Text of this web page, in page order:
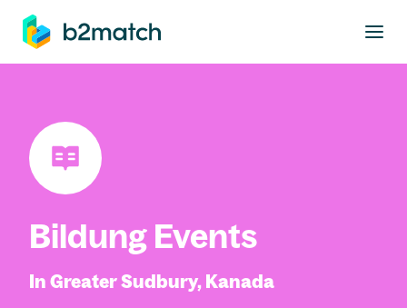
springen
Bildung Events
In Greater Sudbury, Kanada